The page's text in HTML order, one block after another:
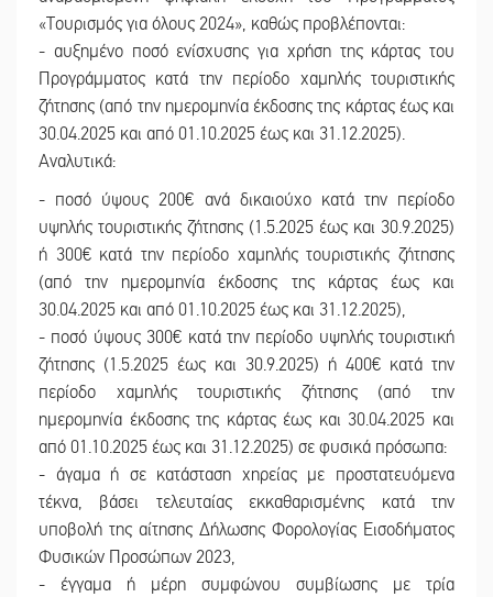
«Τουρισμός για όλους 2024», καθώς προβλέπονται:
- αυξημένο ποσό ενίσχυσης για χρήση της κάρτας του
Προγράμματος κατά την περίοδο χαμηλής τουριστικής
ζήτησης (από την ημερομηνία έκδοσης της κάρτας έως και
30.04.2025 και από 01.10.2025 έως και 31.12.2025).
Αναλυτικά:
- ποσό ύψους 200€ ανά δικαιούχο κατά την περίοδο
υψηλής τουριστικής ζήτησης (1.5.2025 έως και 30.9.2025)
ή 300€ κατά την περίοδο χαμηλής τουριστικής ζήτησης
(από την ημερομηνία έκδοσης της κάρτας έως και
30.04.2025 και από 01.10.2025 έως και 31.12.2025),
- ποσό ύψους 300€ κατά την περίοδο υψηλής τουριστική
ζήτησης (1.5.2025 έως και 30.9.2025) ή 400€ κατά την
περίοδο χαμηλής τουριστικής ζήτησης (από την
ημερομηνία έκδοσης της κάρτας έως και 30.04.2025 και
από 01.10.2025 έως και 31.12.2025) σε φυσικά πρόσωπα:
- άγαμα ή σε κατάσταση χηρείας με προστατευόμενα
τέκνα, βάσει τελευταίας εκκαθαρισμένης κατά την
υποβολή της αίτησης Δήλωσης Φορολογίας Εισοδήματος
Φυσικών Προσώπων 2023,
- έγγαμα ή μέρη συμφώνου συμβίωσης με τρία